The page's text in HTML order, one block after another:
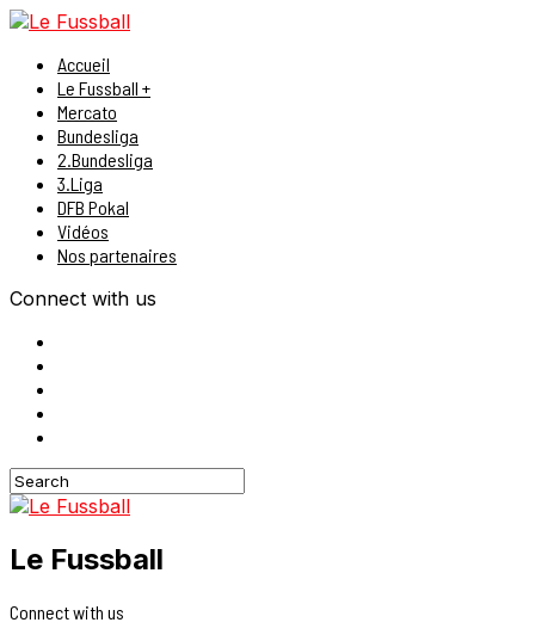
Accueil
Le Fussball +
Mercato
Bundesliga
2.Bundesliga
3.Liga
DFB Pokal
Vidéos
Nos partenaires
Connect with us
Le Fussball
Connect with us